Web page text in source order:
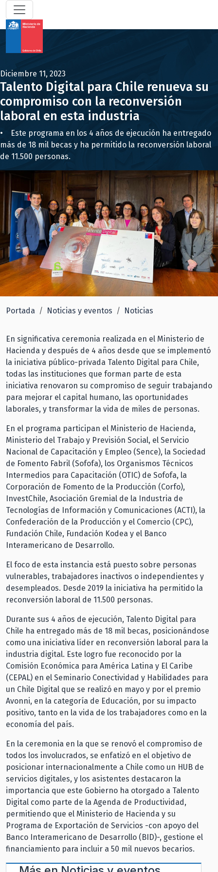
Diciembre 11, 2023
Talento Digital para Chile renueva su
compromiso con la reconversión
laboral en esta industria
• Este programa en los 4 años de ejecución ha entregado
más de 18 mil becas y ha permitido la reconversión laboral
de 11.500 personas.
Portada Noticias y eventos Noticias
En significativa ceremonia realizada en el Ministerio de
Hacienda y después de 4 años desde que se implementó
la iniciativa público-privada Talento Digital para Chile,
todas las instituciones que forman parte de esta
iniciativa renovaron su compromiso de seguir trabajando
para mejorar el capital humano, las oportunidades
laborales, y transformar la vida de miles de personas.
En el programa participan el Ministerio de Hacienda,
Ministerio del Trabajo y Previsión Social, el Servicio
Nacional de Capacitación y Empleo (Sence), la Sociedad
de Fomento Fabril (Sofofa), los Organismos Técnicos
Intermedios para Capacitación (OTIC) de Sofofa, la
Corporación de Fomento de la Producción (Corfo),
InvestChile, Asociación Gremial de la Industria de
Tecnologías de Información y Comunicaciones (ACTI), la
Confederación de la Producción y el Comercio (CPC),
Fundación Chile, Fundación Kodea y el Banco
Interamericano de Desarrollo.
El foco de esta instancia está puesto sobre personas
vulnerables, trabajadores inactivos o independientes y
desempleados. Desde 2019 la iniciativa ha permitido la
reconversión laboral de 11.500 personas.
Durante sus 4 años de ejecución, Talento Digital para
Chile ha entregado más de 18 mil becas, posicionándose
como una iniciativa líder en reconversión laboral para la
industria digital. Este logro fue reconocido por la
Comisión Económica para América Latina y El Caribe
(CEPAL) en el Seminario Conectividad y Habilidades para
un Chile Digital que se realizó en mayo y por el premio
Avonni, en la categoría de Educación, por su impacto
positivo, tanto en la vida de los trabajadores como en la
economía del país.
En la ceremonia en la que se renovó el compromiso de
todos los involucrados, se enfatizó en el objetivo de
posicionar internacionalmente a Chile como un HUB de
servicios digitales, y los asistentes destacaron la
importancia que este Gobierno ha otorgado a Talento
Digital como parte de la Agenda de Productividad,
permitiendo que el Ministerio de Hacienda y su
Programa de Exportación de Servicios -con apoyo del
Banco Interamericano de Desarrollo (BID)-, gestione el
financiamiento para incluir a 50 mil nuevos becarios.